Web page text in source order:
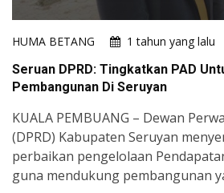
HUMA BETANG
1 tahun yang lalu
Seruan DPRD: Tingkatkan PAD
Pembangunan Di Seruyan
KUALA PEMBUANG – Dewan
(DPRD) Kabupaten Seruyan
perbaikan pengelolaan
guna mendukung pembangunan